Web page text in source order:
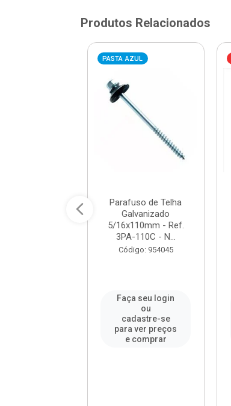
Produtos Relacionados
PASTA AZUL
Parafuso de Telha
Galvanizado
5/16x110mm - Ref.
3PA-110C - N...
Código: 954045
Faça seu login
ou
cadastre-se
para ver preços
e comprar